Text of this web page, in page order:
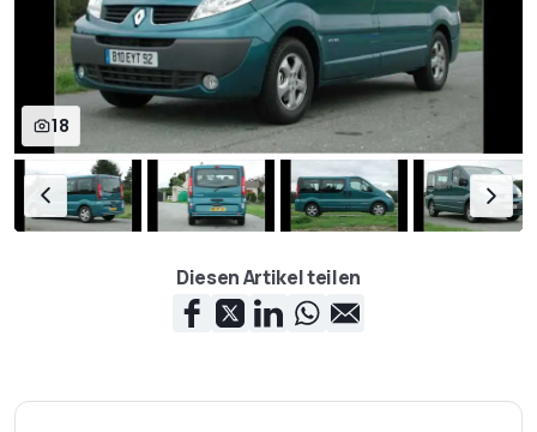
Querstabilisator
Radaufhängung hinten
Torsionsachse,
Längslenker,
Schraubenfedern,
Panhardstab
Bremsen vorn
Scheiben, innenbelüftet
(305 mm)
Scheiben (280 mm)
18
Diesen Artikel teilen